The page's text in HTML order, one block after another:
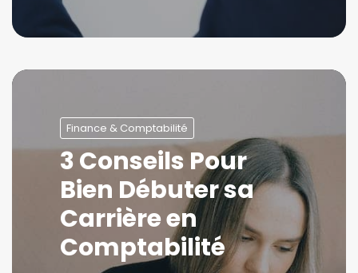
Finance & Comptabilité
3 Conseils Pour
Bien Débuter sa
Carrière en
Comptabilité